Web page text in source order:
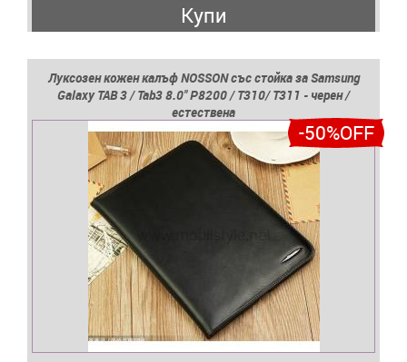
Купи
Луксозен кожен калъф NOSSON със стойка за Samsung
Galaxy TAB 3 / Tab3 8.0'' P8200 / T310/ T311 - черен /
естествена
-50%OFF